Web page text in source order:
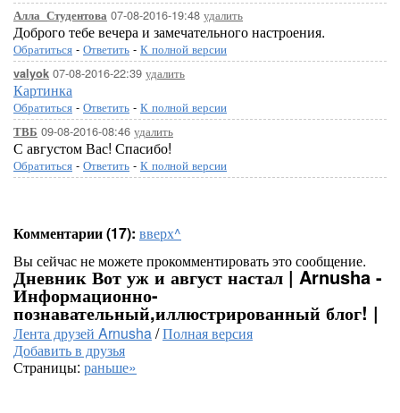
Алла_Студентова 07-08-2016-19:48 удалить
Доброго тебе вечера и замечательного настроения.
Обратиться - Ответить - К полной версии
valyok 07-08-2016-22:39 удалить
Картинка
Обратиться - Ответить - К полной версии
ТВБ 09-08-2016-08:46 удалить
С августом Вас! Спасибо!
Обратиться - Ответить - К полной версии
Комментарии (17): вверх^
Вы сейчас не можете прокомментировать это сообщение.
Дневник Вот уж и август настал | Arnusha -
Информационно-
познавательный,иллюстрированный блог! |
Лента друзей Arnusha/Полная версия
Добавить в друзья
Страницы: раньше»